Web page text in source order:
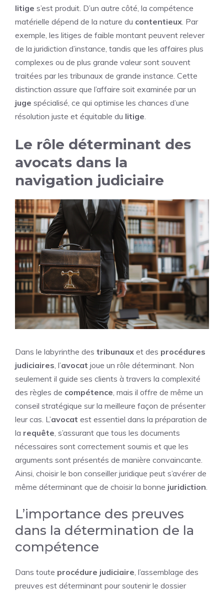
litige s’est produit. D’un autre côté, la compétence
matérielle dépend de la nature du contentieux . Par
exemple, les litiges de faible montant peuvent relever
de la juridiction d’instance, tandis que les affaires plus
complexes ou de plus grande valeur sont souvent
traitées par les tribunaux de grande instance. Cette
distinction assure que l’affaire soit examinée par un
juge spécialisé, ce qui optimise les chances d’une
résolution juste et équitable du litige
Le rôle déterminant des
avocats dans la
navigation judiciaire
Dans le labyrinthe des tribunaux et des procédures
judiciaires , l’avocat joue un rôle déterminant. Non
seulement il guide ses clients à travers la complexité
des règles de compétence , mais il offre de même un
conseil stratégique sur la meilleure façon de présenter
leur cas. L’avocat est essentiel dans la préparation de
la requête , s’assurant que tous les documents
nécessaires sont correctement soumis et que les
arguments sont présentés de manière convaincante.
Ainsi, choisir le bon conseiller juridique peut s’avérer de
même déterminant que de choisir la bonne juridiction
L’importance des preuves
dans la détermination de la
compétence
Dans toute procédure judiciaire , l’assemblage des
preuves est déterminant pour soutenir le dossier